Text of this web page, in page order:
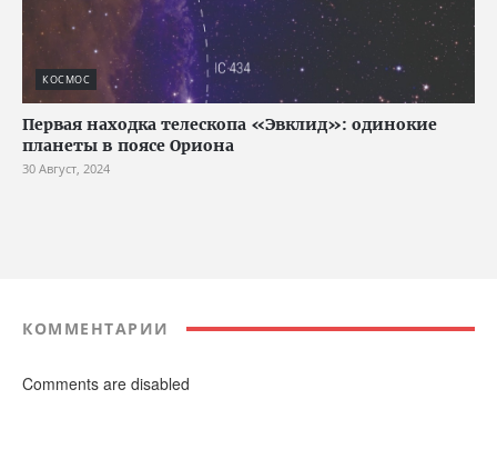
КОСМОС
Первая находка телескопа «Эвклид»: одинокие
планеты в поясе Ориона
30 Август, 2024
КОММЕНТАРИИ
Comments are disabled